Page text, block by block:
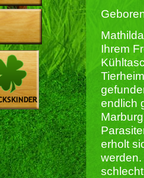
Ihrem
endlich
erholt